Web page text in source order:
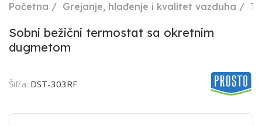
Početna Grejanje, hlađenje i kvalitet vazduha
Sobni bežični termostat sa okretnim
dugmetom
Šifra: DST-303RF